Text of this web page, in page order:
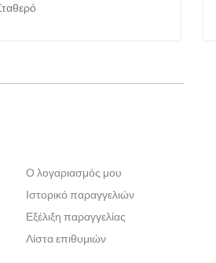
Ο λογαριασμός μου
Ιστορικό παραγγελιών
Εξέλιξη παραγγελίας
Λίστα επιθυμιών